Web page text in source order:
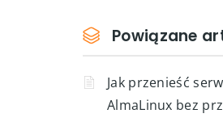
Tak Nie
Powiązane